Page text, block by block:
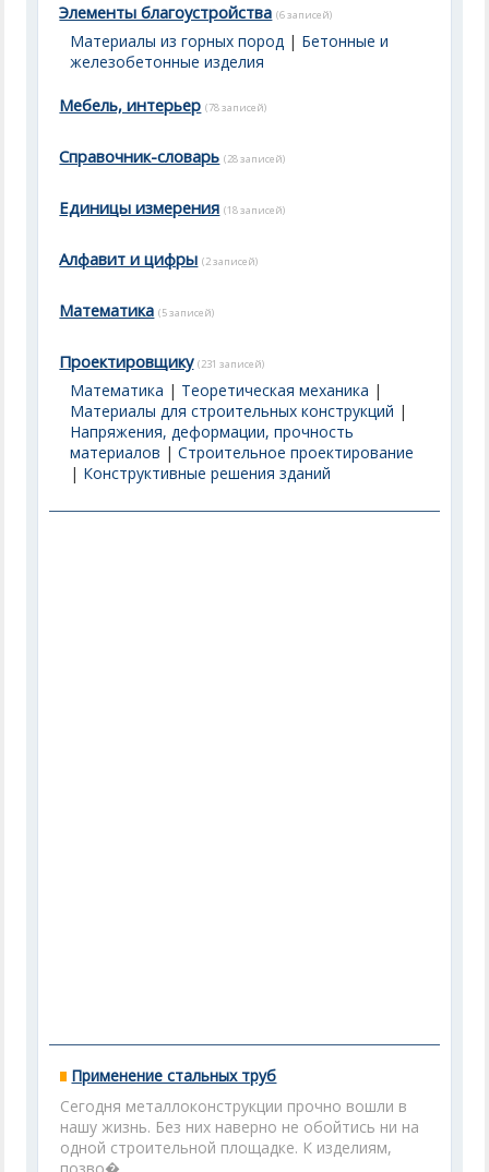
Элементы благоустройства (6 записей)
Материалы из горных пород | Бетонные и
железобетонные изделия
Мебель, интерьер (78 записей)
Справочник-словарь (28 записей)
Единицы измерения (18 записей)
Алфавит и цифры (2 записей)
Математика (5 записей)
Проектировщику (231 записей)
Математика | Теоретическая механика |
Материалы для строительных конструкций |
Напряжения, деформации, прочность
материалов |Строительное проектирование
| Конструктивные решения зданий
Применение стальных труб
Сегодня металлоконструкции прочно вошли в
нашу жизнь. Без них наверно не обойтись ни на
одной строительной площадке. К изделиям,